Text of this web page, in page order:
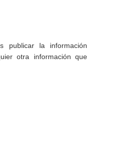
publicar la información
otra información que